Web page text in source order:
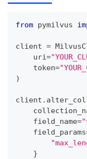
from pymilvus
client =
    uri
=
    token
=
)
client .
    field_name
=
    field_params
}